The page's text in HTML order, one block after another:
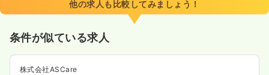
他の求人も比較してみましょう！
条件が似ている求人
株式会社ASCare